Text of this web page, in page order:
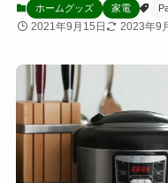
ホームグッズ 家電
2021年9月15日 2023年9